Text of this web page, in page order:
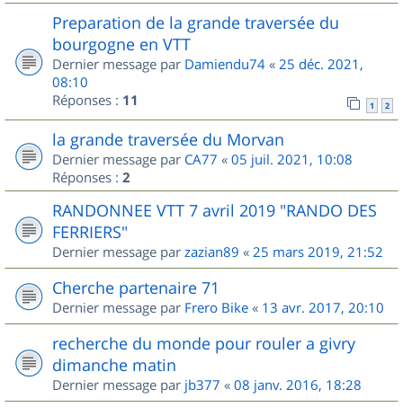
Preparation de la grande traversée du
bourgogne en VTT
Dernier message par Damiendu74 « 25 déc. 2021,
08:10
Réponses : 11 1 2
la grande traversée du Morvan
Dernier message par CA77 « 05 juil. 2021, 10:08
Réponses : 2
RANDONNEE VTT 7 avril 2019 "RANDO DES
FERRIERS"
Dernier message par zazian89 « 25 mars 2019, 21:52
Cherche partenaire 71
Dernier message par Frero Bike « 13 avr. 2017, 20:10
recherche du monde pour rouler a givry
dimanche matin
Dernier message par jb377 « 08 janv. 2016, 18:28